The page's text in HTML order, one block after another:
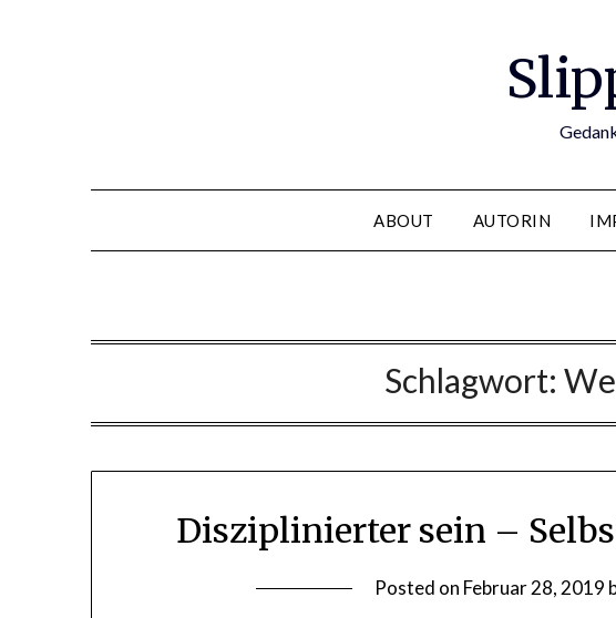
ABOUT AUTORIN
Schlagwort:
Disziplinierter sein –
Posted on Februar 28, 2019